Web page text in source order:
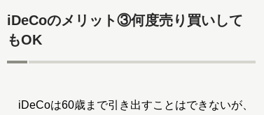
iDeCoのメリット③何度売り買いして
もOK
iDeCoは60歳まで引き出すことはできないが、